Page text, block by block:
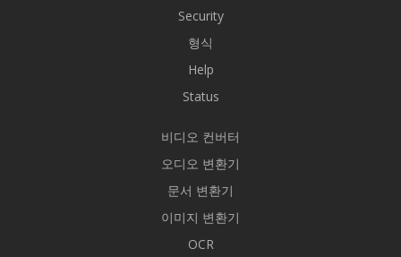
Security
형식
Help
Status
비디오 컨버터
오디오 변환기
문서 변환기
이미지 변환기
OCR